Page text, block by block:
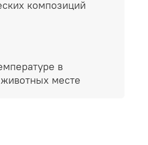
мыле с нуля
композиций
в
месте